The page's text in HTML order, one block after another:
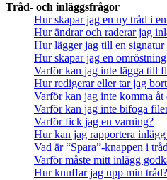
Tråd- och inläggsfrågor
Hur skapar jag en ny tråd i
Hur ändrar och raderar jag
Hur lägger jag till en
Hur skapar jag en
Varför kan jag inte lägga till
Hur redigerar eller tar jag
Varför kan jag inte komma åt
Varför kan jag inte bifoga
Varför fick jag en varning?
Hur kan jag rapportera
Vad är “Spara”-knappen i
Varför måste mitt inlägg
Hur knuffar jag upp min tråd?